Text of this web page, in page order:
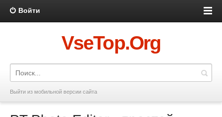
Войти
VseTop.Org
Выйти из мобильной версии сайта